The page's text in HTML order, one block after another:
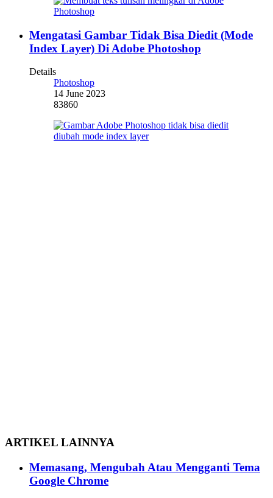
Mengatasi Gambar Tidak Bisa Diedit (Mode
Index Layer) Di Adobe Photoshop
Details
Photoshop
14 June 2023
83860
ARTIKEL LAINNYA
Memasang, Mengubah Atau Mengganti Tema
Google Chrome